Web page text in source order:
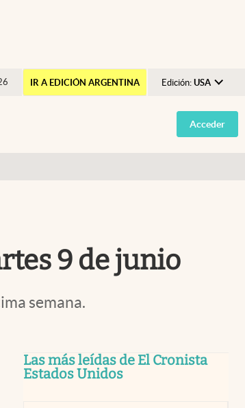
IR A EDICIÓN ARGENTINA Edición: USA
Argentina
España
Acceder
9 de junio
semana.
Las más leídas de El Cronista
Estados Unidos